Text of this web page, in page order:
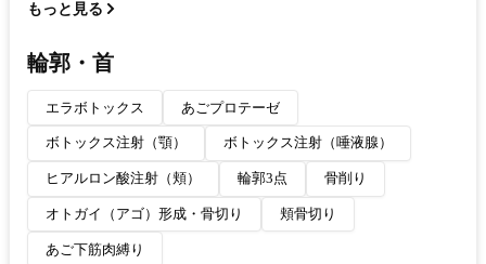
もっと見る
輪郭・首
エラボトックス あごプロテーゼ
ボトックス注射（顎） ボトックス注射（唾液腺）
ヒアルロン酸注射（頬） 輪郭3点 骨削り
オトガイ（アゴ）形成・骨切り 頬骨切り
あご下筋肉縛り